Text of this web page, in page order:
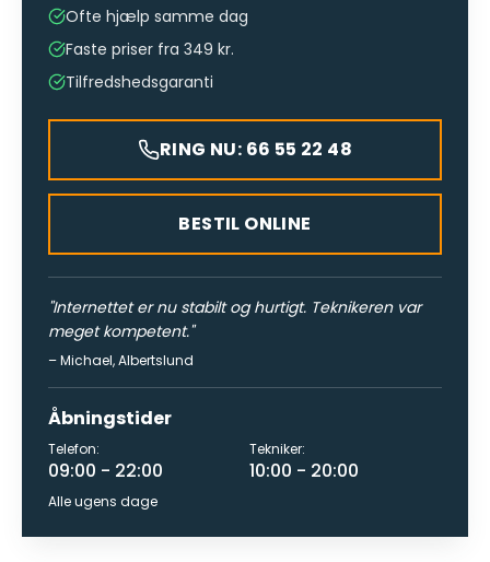
Ofte hjælp samme dag
Faste priser fra 349 kr.
Tilfredshedsgaranti
RING NU: 66 55 22 48
BESTIL ONLINE
"Internettet er nu stabilt og hurtigt. Teknikeren var
meget kompetent."
–Michael,Albertslund
Åbningstider
Telefon:
09:00 - 22:00
Tekniker:
10:00 - 20:00
Alle ugens dage